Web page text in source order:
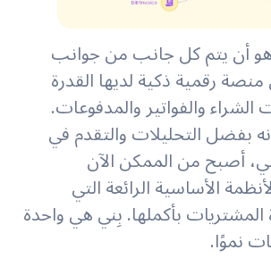
هو أن يتم كل جانب من جوانب
رقمية ذكية لديها القدرة
والفواتير والمدفوعات.
بفضل التحليلات والتقدم في
أصبح من الممكن الآن
الأساسية الرائعة التي
بأكملها. بِني هي واحدة
نموًا.